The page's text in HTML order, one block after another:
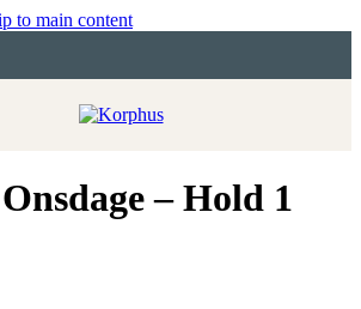
to main content
– Hold 1